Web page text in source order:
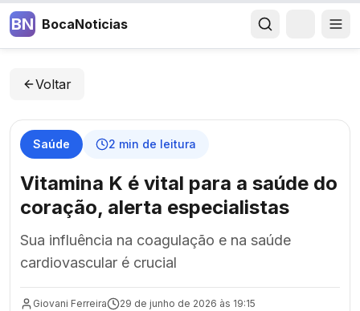
BN BocaNoticias
Voltar
Saúde 2 min de leitura
Vitamina K é vital para a saúde do
coração, alerta especialistas
Sua influência na coagulação e na saúde
cardiovascular é crucial
Giovani Ferreira 29 de junho de 2026 às 19:15